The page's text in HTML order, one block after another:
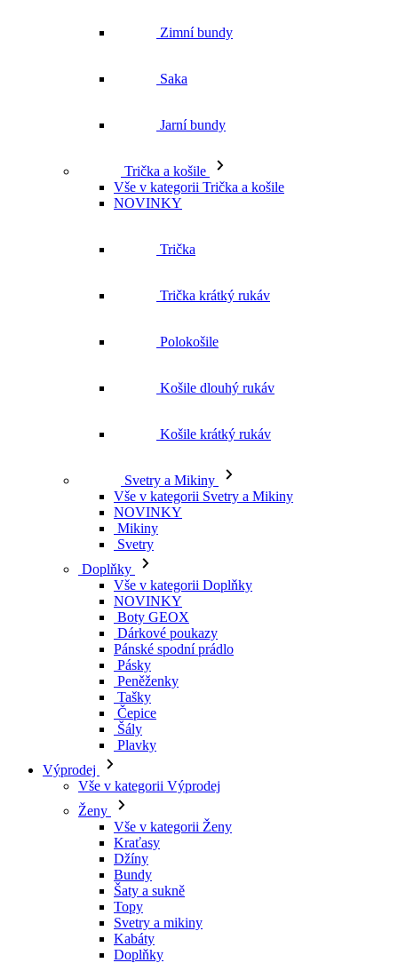
Zimní bundy
Saka
Jarní bundy
Trička a košile
Vše v kategorii Trička a košile
NOVINKY
Trička
Trička krátký rukáv
Polokošile
Košile dlouhý rukáv
Košile krátký rukáv
Svetry a Mikiny
Vše v kategorii Svetry a Mikiny
NOVINKY
Mikiny
Svetry
Doplňky
Vše v kategorii Doplňky
NOVINKY
Boty GEOX
Dárkové poukazy
Pánské spodní prádlo
Pásky
Peněženky
Tašky
Čepice
Šály
Plavky
Výprodej
Vše v kategorii Výprodej
Ženy
Vše v kategorii Ženy
Kraťasy
Džíny
Bundy
Šaty a sukně
Topy
Svetry a mikiny
Kabáty
Doplňky